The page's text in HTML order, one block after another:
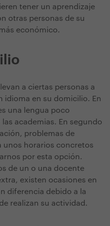
tener un aprendizaje
otras personas de su
económico.
a ciertas personas a
idioma en su domicilio. En
una lengua poco
academias. En segundo
problemas de
unos horarios concretos
por esta opción.
de un o una docente
existen ocasiones en
diferencia debido a la
realizan su actividad.